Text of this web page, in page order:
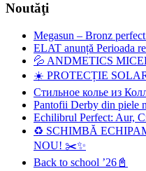
Noutăţi
Megasun – Bronz
ELAT anunță Perioada
💦 ANDMETICS
☀️ PROTECȚIE
Стильное колье из
Pantofii Derby din piele
Echilibrul Perfect: Aur,
♻️ SCHIMBĂ
NOU! ✂️✨
Back to school ’26📓